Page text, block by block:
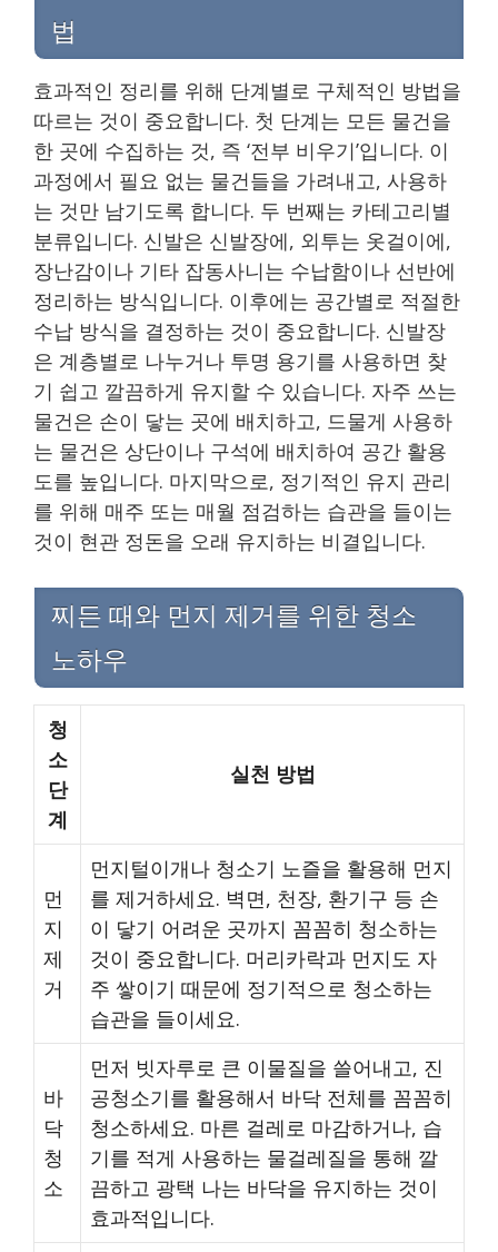
법
효과적인 정리를 위해 단계별로 구체적인 방법을
따르는 것이 중요합니다. 첫 단계는 모든 물건을
한 곳에 수집하는 것, 즉 ‘전부 비우기’입니다. 이
과정에서 필요 없는 물건들을 가려내고, 사용하
는 것만 남기도록 합니다. 두 번째는 카테고리별
분류입니다. 신발은 신발장에, 외투는 옷걸이에,
장난감이나 기타 잡동사니는 수납함이나 선반에
정리하는 방식입니다. 이후에는 공간별로 적절한
수납 방식을 결정하는 것이 중요합니다. 신발장
은 계층별로 나누거나 투명 용기를 사용하면 찾
기 쉽고 깔끔하게 유지할 수 있습니다. 자주 쓰는
물건은 손이 닿는 곳에 배치하고, 드물게 사용하
는 물건은 상단이나 구석에 배치하여 공간 활용
도를 높입니다. 마지막으로, 정기적인 유지 관리
를 위해 매주 또는 매월 점검하는 습관을 들이는
것이 현관 정돈을 오래 유지하는 비결입니다.
찌든 때와 먼지 제거를 위한 청소
노하우
청
소
단
계
실천 방법
먼
지
제
거
먼지털이개나 청소기 노즐을 활용해 먼지
를 제거하세요. 벽면, 천장, 환기구 등 손
이 닿기 어려운 곳까지 꼼꼼히 청소하는
것이 중요합니다. 머리카락과 먼지도 자
주 쌓이기 때문에 정기적으로 청소하는
습관을 들이세요.
바
닥
청
소
먼저 빗자루로 큰 이물질을 쓸어내고, 진
공청소기를 활용해서 바닥 전체를 꼼꼼히
청소하세요. 마른 걸레로 마감하거나, 습
기를 적게 사용하는 물걸레질을 통해 깔
끔하고 광택 나는 바닥을 유지하는 것이
효과적입니다.